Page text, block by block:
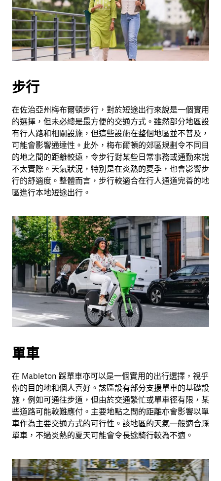
步行
在佐治亞州梅布爾頓步行，對於短途出行來說是一個實用
的選擇，但未必總是最方便的交通方式。雖然部分地區設
有行人路和相關設施，但這些設施在整個地區並不普及，
可能會影響通達性。此外，梅布爾頓的郊區規劃令不同目
的地之間的距離較遠，令步行對某些日常事務或通勤來說
不太實際。天氣狀況，特別是在炎熱的夏季，也會影響步
行的舒適度。整體而言，步行較適合在行人通道完善的地
區進行本地短途出行。
單車
在 Mableton 踩單車亦可以是一個實用的出行選擇，視乎
你的目的地和個人喜好。該區設有部分支援單車的基礎設
施，例如可通往步道，但由於交通繁忙或單車徑有限，某
些道路可能較難應付。主要地點之間的距離亦會影響以單
車作為主要交通方式的可行性。該地區的天氣一般適合踩
單車，不過炎熱的夏天可能會令長途騎行較為不適。